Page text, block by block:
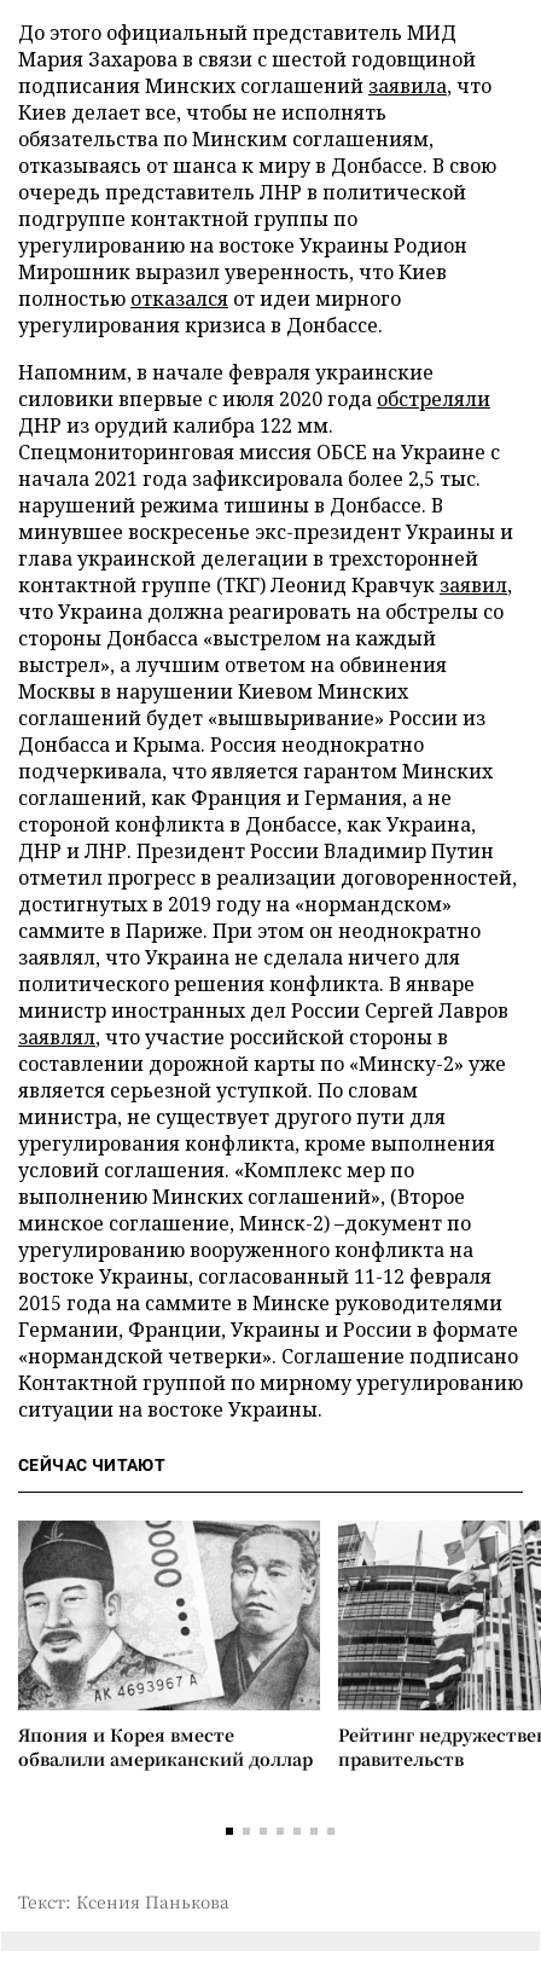
До этого официальный представитель МИД
Мария Захарова в связи с шестой годовщиной
подписания Минских соглашений заявила, что
Киев делает все, чтобы не исполнять
обязательства по Минским соглашениям,
отказываясь от шанса к миру в Донбассе. В свою
очередь представитель ЛНР в политической
подгруппе контактной группы по
урегулированию на востоке Украины Родион
Мирошник выразил уверенность, что Киев
полностью отказался от идеи мирного
урегулирования кризиса в Донбассе.
Напомним, в начале февраля украинские
силовики впервые с июля 2020 года обстреляли
ДНР из орудий калибра 122 мм.
Спецмониторинговая миссия ОБСЕ на Украине с
начала 2021 года зафиксировала более 2,5 тыс.
нарушений режима тишины в Донбассе. В
минувшее воскресенье экс-президент Украины и
глава украинской делегации в трехсторонней
контактной группе (ТКГ) Леонид Кравчук заявил,
что Украина должна реагировать на обстрелы со
стороны Донбасса «выстрелом на каждый
выстрел», а лучшим ответом на обвинения
Москвы в нарушении Киевом Минских
соглашений будет «вышвыривание» России из
Донбасса и Крыма. Россия неоднократно
подчеркивала, что является гарантом Минских
соглашений, как Франция и Германия, а не
стороной конфликта в Донбассе, как Украина,
ДНР и ЛНР. Президент России Владимир Путин
отметил прогресс в реализации договоренностей,
достигнутых в 2019 году на «нормандском»
саммите в Париже. При этом он неоднократно
заявлял, что Украина не сделала ничего для
политического решения конфликта. В январе
министр иностранных дел России Сергей Лавров
заявлял, что участие российской стороны в
составлении дорожной карты по «Минску-2» уже
является серьезной уступкой. По словам
министра, не существует другого пути для
урегулирования конфликта, кроме выполнения
условий соглашения. «Комплекс мер по
выполнению Минских соглашений», (Второе
минское соглашение, Минск-2) –документ по
урегулированию вооруженного конфликта на
востоке Украины, согласованный 11-12 февраля
2015 года на саммите в Минске руководителями
Германии, Франции, Украины и России в формате
«нормандской четверки». Соглашение подписано
Контактной группой по мирному урегулированию
ситуации на востоке Украины.
СЕЙЧАС ЧИТАЮТ
Япония и Корея вместе
обвалили американский доллар
Рейтинг
правительств
Текст: Ксения Панькова